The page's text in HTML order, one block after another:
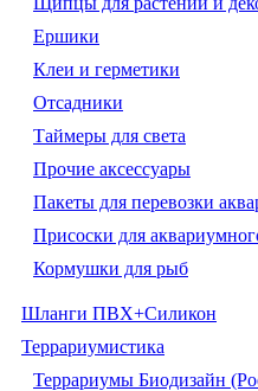
Ершики
Клеи и герметики
Отсадники
Таймеры для света
Прочие аксессуары
Пакеты для перевозки
Присоски для
Кормушки для рыб
Шланги ПВХ+Силикон
Террариумистика
Террариумы Биодизайн